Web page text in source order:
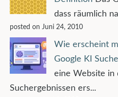
dass räumlich
posted on Juni 24, 2010
Wie erscheint
Google KI
eine Website in
Suchergebnissen ers...